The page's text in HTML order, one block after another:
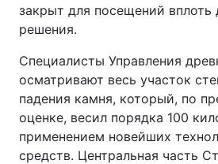
закрыт для посещений вплоть
решения.
Специалисты Управления
осматривают весь участок
падения камня, который, по
оценке, весил порядка 100
применением новейших
средств. Центральная часть